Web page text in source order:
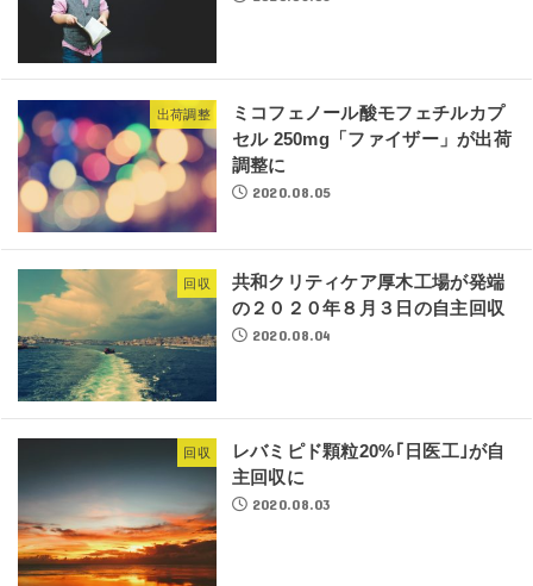
出荷調整
ミコフェノール酸モフェチルカプ
セル 250mg「ファイザー」が出荷
調整に
2020.08.05
回収
共和クリティケア厚木工場が発端
の２０２０年８月３日の自主回収
2020.08.04
回収
レバミピド顆粒20%｢日医工｣が自
主回収に
2020.08.03